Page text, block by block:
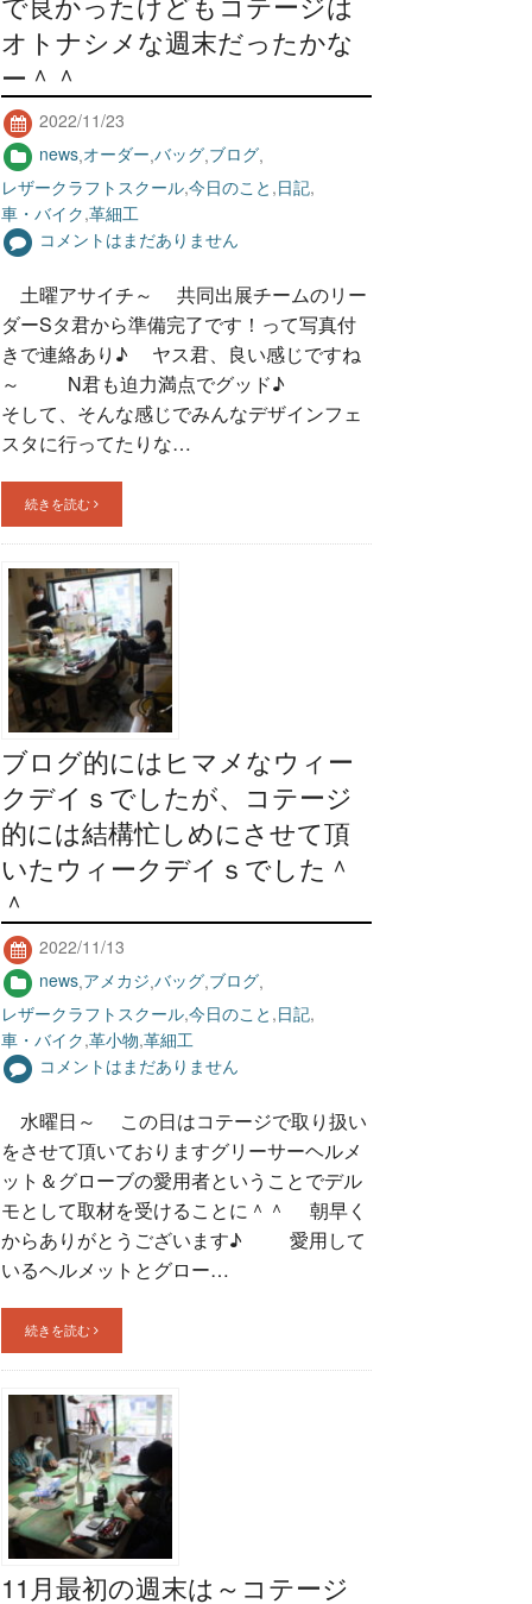
オトナシメな週末だったかな
ー＾＾
2022/11/23
news,オーダー,バッグ,ブログ,
レザークラフトスクール,今日のこと ,日記,
車・バイク,革細工
コメントはまだありません
土曜アサイチ～ 共同出展チームのリー
ダーSタ君から準備完了です！って写真付
きで連絡あり♪ ヤス君、良い感じですね
～ N君も迫力満点でグッド♪
そして、そんな感じでみんなデザインフェ
スタに行ってたりな…
続きを読む
ブログ的にはヒマメなウィー
クデイｓでしたが、コテージ
的には結構忙しめにさせて頂
いたウィークデイｓでした＾
＾
2022/11/13
news,アメカジ,バッグ,ブログ,
レザークラフトスクール,今日のこと ,日記,
車・バイク,革小物,革細工
コメントはまだありません
水曜日～ この日はコテージで取り扱い
をさせて頂いておりますグリーサーヘルメ
ット＆グローブの愛用者ということでデル
モとして取材を受けることに＾＾ 朝早く
からありがとうございます♪ 愛用して
いるヘルメットとグロー…
続きを読む
11月最初の週末は～コテージ